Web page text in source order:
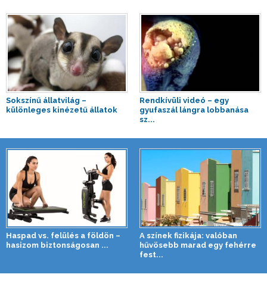
Sokszínű állatvilág –
különleges kinézetű állatok
Rendkívüli videó – egy
gyufaszál lángra lobbanása
sz...
Haspad vs. felülés a földön –
hasizom biztonságosan ...
A színek fizikája: valóban
hűvösebb marad egy fehérre
fest...